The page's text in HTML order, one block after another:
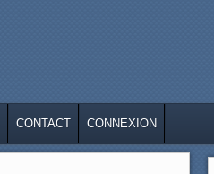
CONTACT CONNEXION